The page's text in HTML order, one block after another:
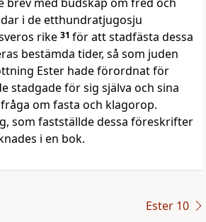
i de etthundratjugosju
rike 31 för att stadfästa dessa
bestämda tider, så som juden
Ester hade förordnat för
stadgade för sig själva och sina
om fasta och klagorop.
som fastställde dessa föreskrifter
i en bok.
Ester 10